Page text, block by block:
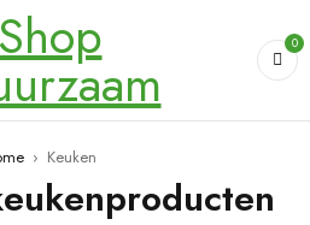
0
› Keuken